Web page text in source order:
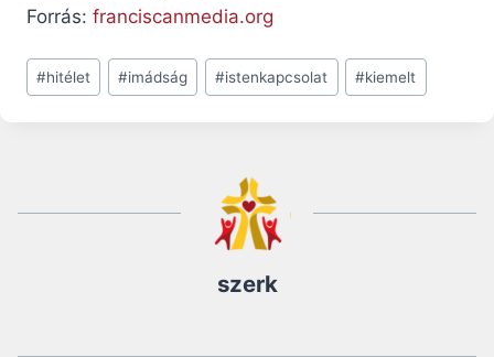
Forrás: franciscanmedia.org
Post
Tags:
#hitélet #imádság #istenkapcsolat #kiemelt
szerk